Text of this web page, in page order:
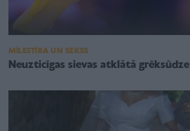
MĪLESTĪBA UN SEKSS
Neuzticīgas sievas atklātā grēksūdze